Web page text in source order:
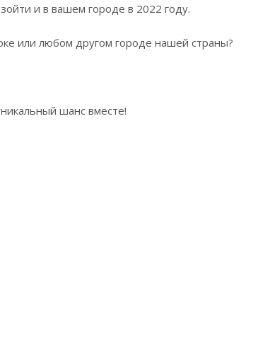
и в вашем городе в 2022 году.
или любом другом городе нашей страны?
шанс вместе!